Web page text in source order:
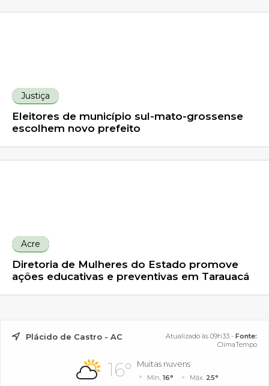
Justiça
Eleitores de município sul-mato-grossense
escolhem novo prefeito
Acre
Diretoria de Mulheres do Estado promove
ações educativas e preventivas em Tarauacá
Plácido de Castro - AC Atualizado às 09h33 - Fonte:
ClimaTempo
16° Muitas nuvens
Mín.16° Máx. 25°